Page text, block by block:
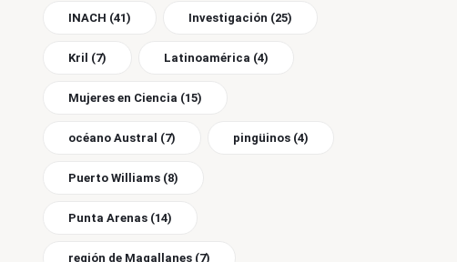
INACH (41) Investigación (25)
Kril (7) Latinoamérica (4)
Mujeres en Ciencia (15)
océano Austral (7) pingüinos (4)
Puerto Williams (8)
Punta Arenas (14)
región de Magallanes (7)